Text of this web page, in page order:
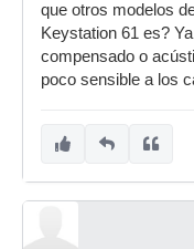
que otros modelos
Keystation 61 es?
compensado o
poco sensible a los